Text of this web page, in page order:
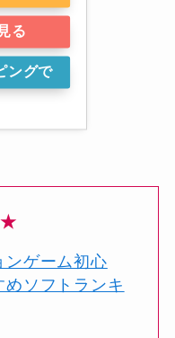
る
ングで
★
ンゲーム初心
ソフトランキ